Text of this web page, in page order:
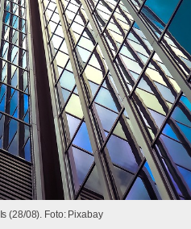
(28/08). Foto: Pixabay